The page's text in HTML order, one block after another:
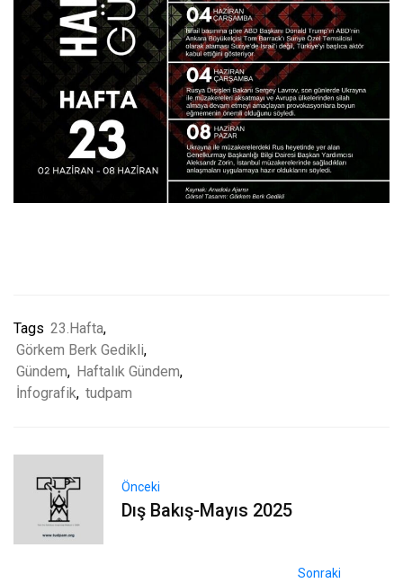
Tags 23.Hafta,
Görkem Berk Gedikli,
Gündem, Haftalık Gündem,
İnfografik, tudpam
Önceki
Dış Bakış-Mayıs 2025
Sonraki